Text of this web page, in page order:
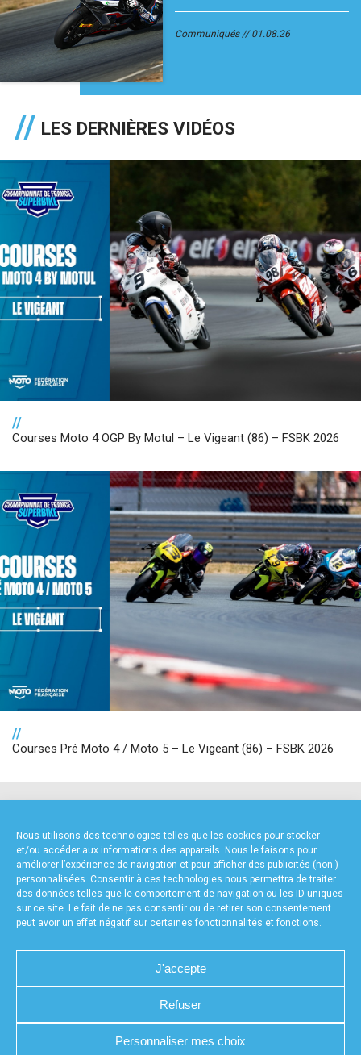
Nous utilisons des technologies telles que les cookies pour stocker
et/ou accéder aux informations des appareils. Nous le faisons pour
améliorer l’expérience de navigation et pour afficher des publicités (non-)
personnalisées. Consentir à ces technologies nous permettra de traiter
des données telles que le comportement de navigation ou les ID uniques
sur ce site. Le fait de ne pas consentir ou de retirer son consentement
peut avoir un effet négatif sur certaines fonctionnalités et fonctions.
J'accepte
Refuser
Personnaliser mes choix
Communiqués 01.08.26
LES DERNIÈRES VIDÉOS
//
Courses Moto 4 OGP By Motul – Le Vigeant (86) – FSBK 2026
//
Courses Pré Moto 4 / Moto 5 – Le Vigeant (86) – FSBK 2026
FOURNISSEURS TECHNIQUES
CHARTE DE CONFIDENTIALITÉ
NOUS CONTACTER